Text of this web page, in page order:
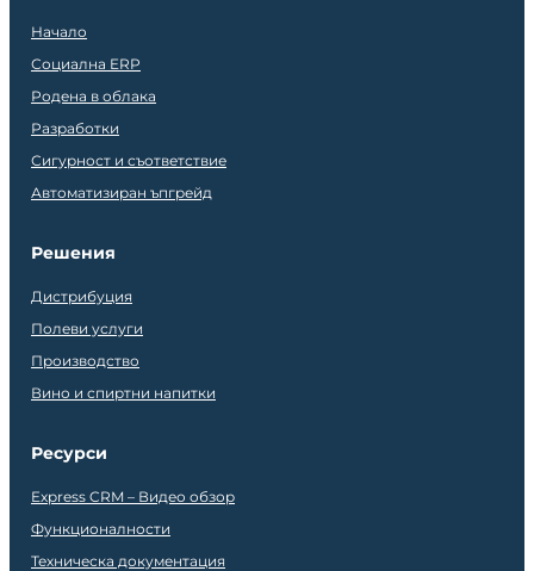
Начало
Социална ERP
Родена в облака
Разработки
Сигурност и съответствие
Автоматизиран ъпгрейд
Решения
Дистрибуция
Полеви услуги
Производство
Вино и спиртни напитки
Ресурси
Express CRM – Видео обзор
Функционалности
Техническа документация